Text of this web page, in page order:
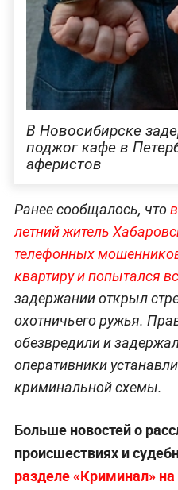
В Новосибирске
поджог кафе в
аферистов
Ранее сообщалось, что
летний житель
телефонных
квартиру и попытался
задержании открыл
охотничьего ружья.
обезвредили и
оперативники
криминальной схемы.
Больше новостей о
происшествиях и
разделе «Криминал»